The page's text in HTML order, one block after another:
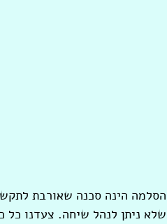
הסלמה הינה סכנה שאורבת
שלא ניתן לנהל שיחה. צעדנו